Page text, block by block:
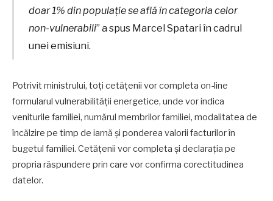
doar 1% din populație se află în categoria celor
non-vulnerabili” a spus Marcel Spatari în cadrul
unei emisiuni.
Potrivit ministrului, toți cetățenii vor completa on-line
formularul vulnerabilității energetice, unde vor indica
veniturile familiei, numărul membrilor familiei, modalitatea de
încălzire pe timp de iarnă și ponderea valorii facturilor în
bugetul familiei. Cetățenii vor completa și declarația pe
propria răspundere prin care vor confirma corectitudinea
datelor.